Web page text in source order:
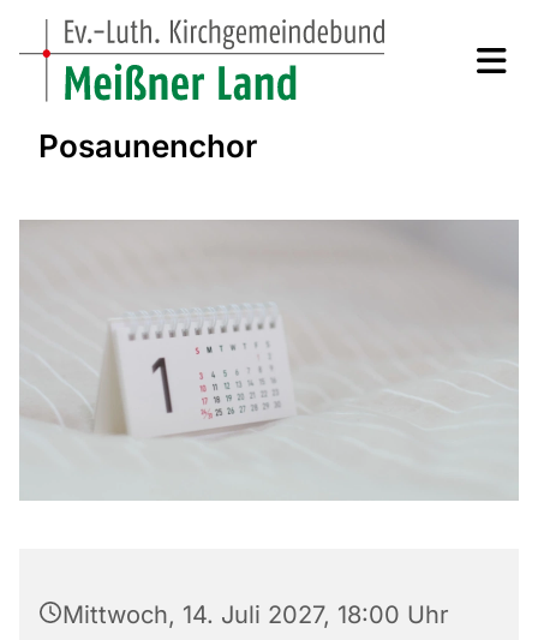
Posaunenchor
Mittwoch, 14. Juli 2027, 18:00 Uhr